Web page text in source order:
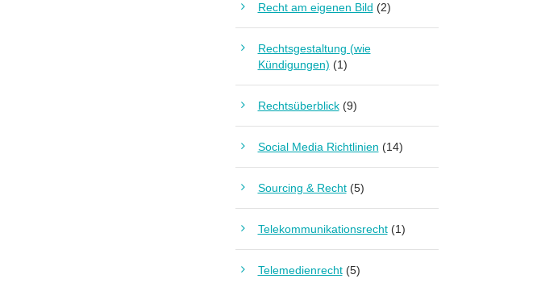
Recht am eigenen Bild (2)
Rechtsgestaltung (wie
Kündigungen) (1)
Rechtsüberblick(9)
Social Media Richtlinien (14)
Sourcing & Recht(5)
Telekommunikationsrecht(1)
Telemedienrecht(5)